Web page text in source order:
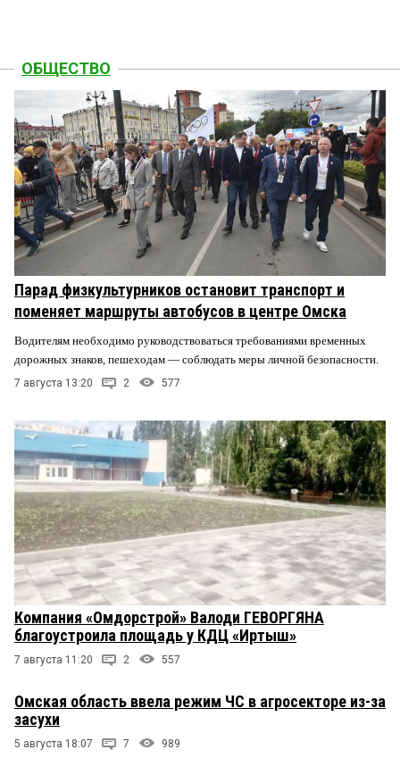
ОБЩЕСТВО
Парад физкультурников остановит транспорт и
поменяет маршруты автобусов в центре Омска
Водителям необходимо руководствоваться требованиями временных
дорожных знаков, пешеходам — соблюдать меры личной безопасности.
7 августа 13:20 2 577
Компания «Омдорстрой» Валоди ГЕВОРГЯНА
благоустроила площадь у КДЦ «Иртыш»
7 августа 11:20 2 557
Омская область ввела режим ЧС в агросекторе из-за
засухи
5 августа 18:07 7 989